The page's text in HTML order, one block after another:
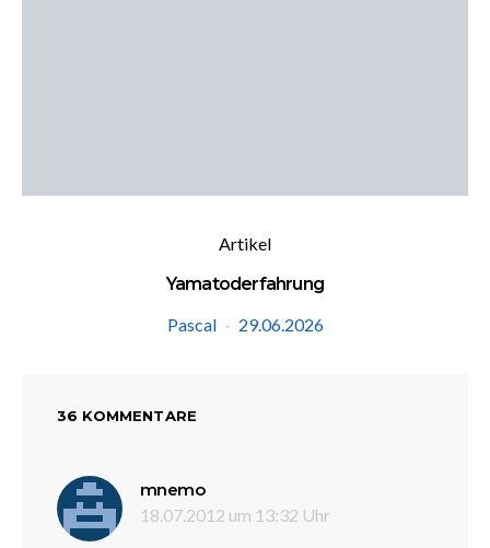
Artikel
Yamatoderfahrung
Pascal
29.06.2026
36 KOMMENTARE
mnemosagt:
18.07.2012 um 13:32 Uhr